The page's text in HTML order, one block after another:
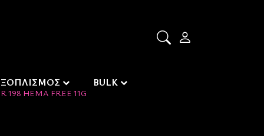
BULK
198 HEMA FREE 11G